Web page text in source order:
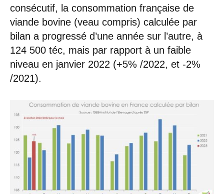
consécutif, la consommation française de
viande bovine (veau compris) calculée par
bilan a progressé d’une année sur l’autre, à
124 500 téc, mais par rapport à un faible
niveau en janvier 2022 (+5% /2022, et -2%
/2021).